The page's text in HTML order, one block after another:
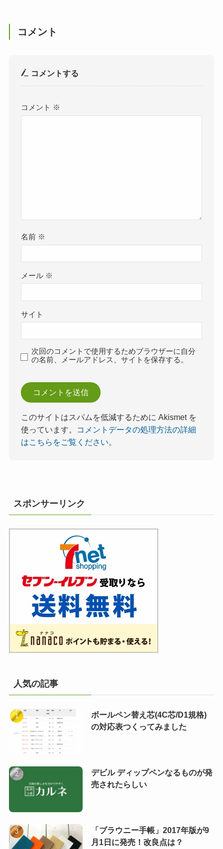
コメント
コメントする
コメント ※
名前 ※
メール ※
サイト
次回のコメントで使用するためブラウザーに自分
の名前、メールアドレス、サイトを保存する。
このサイトはスパムを低減するために Akismet を
使っています。
コメントデータの処理方法の詳細
はこちらをご覧ください。
スポンサーリンク
人気の記事
ボールペン替え芯(4C芯/D1規格)
の対応表つくってみました
デビル ディップペンなるものが発
売されたらしい
「ブラウニー手帳」2017年版が9
月1日に発売！改良点は？